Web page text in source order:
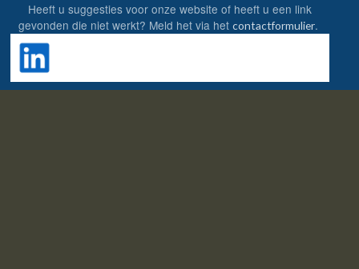
Heeft u suggesties voor onze website of heeft u een link
gevonden die niet werkt? Meld het via het contactformulier.